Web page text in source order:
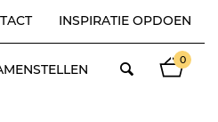
INSPIRATIE OPDOEN
0